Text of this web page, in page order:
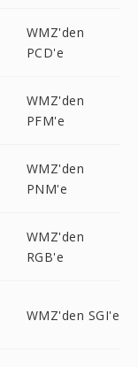
WMZ'den
PCD'e
WMZ'den
PFM'e
WMZ'den
PNM'e
WMZ'den
RGB'e
WMZ'den SGI'e